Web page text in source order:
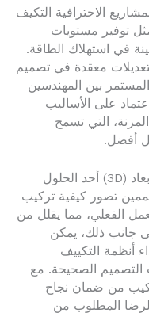
الاحترافية التكيف
توفير مستويات
في استهلاك الطاقة.
معقدة في تصميم
بين المهندسين
على الأساليب
التي تسمح
أفضل.
يعتبر تطبيق تقنيات التخطيط ثلاثي الأبعاد (3D) أحد الحلول
تصور كيفية تركيب
الفعلي، مما يقلل من
جانب ذلك، يمكن
أنظمة التكييف
التصميم الصحيحة. مع
من ضمان نجاح
المطلوب من